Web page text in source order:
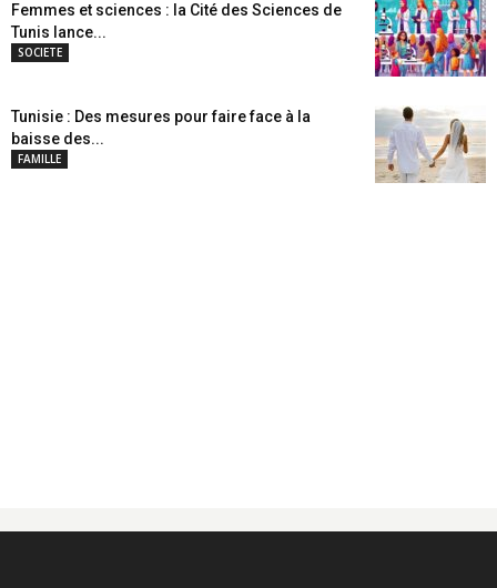
Femmes et sciences : la Cité des Sciences de
Tunis lance...
SOCIETE
Tunisie : Des mesures pour faire face à la
baisse des...
FAMILLE